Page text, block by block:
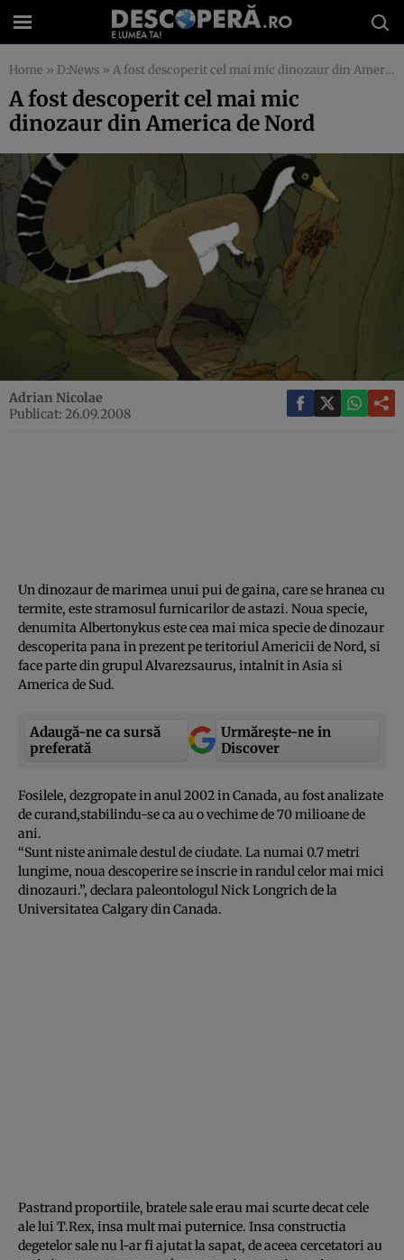
Home » D:News » A fost descoperit cel mai mic dinozaur din America de Nord
A fost descoperit cel mai mic
dinozaur din America de Nord
Adrian Nicolae
Publicat: 26.09.2008
Un dinozaur de marimea unui pui de gaina, care se hranea cu
termite, este stramosul furnicarilor de astazi. Noua specie,
denumita Albertonykus este cea mai mica specie de dinozaur
descoperita pana in prezent pe teritoriul Americii de Nord, si
face parte din grupul Alvarezsaurus, intalnit in Asia si
America de Sud.
Adaugă-ne ca sursă
preferată
Urmărește-ne in
Discover
Fosilele, dezgropate in anul 2002 in Canada, au fost analizate
de curand,stabilindu-se ca au o vechime de 70 milioane de
ani.
“Sunt niste animale destul de ciudate. La numai 0.7 metri
lungime, noua descoperire se inscrie in randul celor mai mici
dinozauri.”, declara paleontologul Nick Longrich de la
Universitatea Calgary din Canada.
Pastrand proportiile, bratele sale erau mai scurte decat cele
ale lui T.Rex, insa mult mai puternice. Insa constructia
degetelor sale nu l-ar fi ajutat la sapat, de aceea cercetatori au